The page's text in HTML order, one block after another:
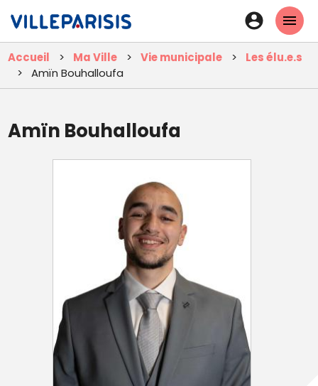
contenu
principal
En-
tête
-
Accueil Ma Ville Vie municipale
Les élu.e.s
Amïn Bouhalloufa
Amïn Bouhalloufa